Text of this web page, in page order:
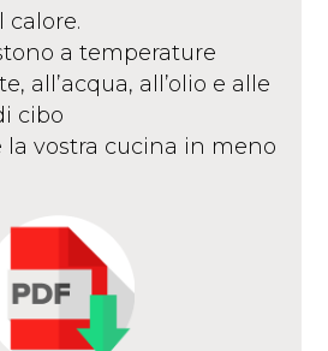
calore.
a temperature
all’acqua, all’olio e alle
cibo
la vostra cucina in meno